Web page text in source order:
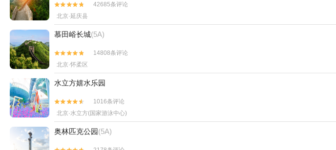


42685条评论
北京·延庆县
慕田峪长城(5A)


14808条评论
北京·怀柔区
水立方嬉水乐园


1016条评论
北京·水立方(国家游泳中心)
奥林匹克公园(5A)